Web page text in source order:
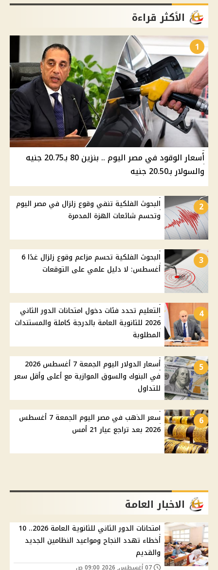
الأكثر قراءة
1
أسعار الوقود في مصر اليوم .. بنزين 80 بـ20.75 جنيه
والسولار بـ20.50 جنيه
2
البحوث الفلكية تنفي وقوع زلزال في مصر اليوم
وتحسم شائعات الهزة المدمرة
3
البحوث الفلكية تحسم مزاعم وقوع زلزال غدًا 6
أغسطس: لا دليل علمي على التوقعات
4
التعليم تحدد فئات دخول امتحانات الدور الثاني
2026 للثانوية العامة بالدرجة كاملة والمستندات
المطلوبة
5
أسعار الدولار اليوم الجمعة 7 أغسطس 2026
في البنوك والسوق الموازية مع أعلى وأقل سعر
للتداول
6
سعر الذهب في مصر اليوم الجمعة 7 أغسطس
2026 بعد تراجع عيار 21 أمس
الاخبار العامة
امتحانات الدور الثاني للثانوية العامة 2026.. 10
أخطاء تهدد النجاح ومواعيد النظامين الجديد
والقديم